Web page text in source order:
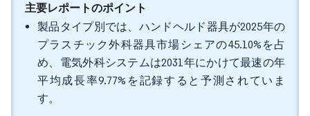
主要レポートのポイント
製品タイプ別では、ハンドヘルド器具が2025年の
プラスチック外科器具市場シェアの45.10%を占
め、電気外科システムは2031年にかけて最速の年
平均成長率9.77%を記録すると予測されていま
す。